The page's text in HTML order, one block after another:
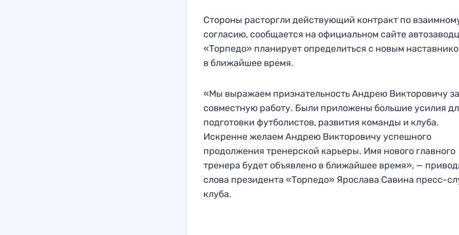
Стороны расторгли действующий контракт по
согласию, сообщается на официальном сайте
«Торпедо» планирует определиться с новым
в ближайшее время.
«Мы выражаем признательность Андрею Викторовичу
совместную работу. Были приложены большие усилия
подготовки футболистов, развития команды и клуба.
Искренне желаем Андрею Викторовичу успешного
продолжения тренерской карьеры. Имя нового главного
тренера будет объявлено в ближайшее время», —
слова президента «Торпедо» Ярослава Савина пресс-
клуба.